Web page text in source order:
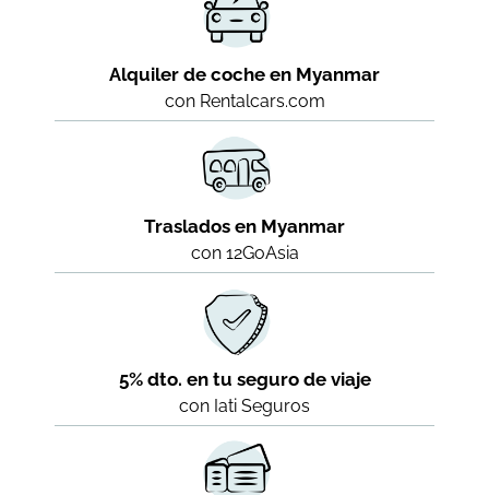
Alquiler de coche en Myanmar
con Rentalcars.com
Traslados en Myanmar
con 12GoAsia
5% dto. en tu seguro de viaje
con Iati Seguros